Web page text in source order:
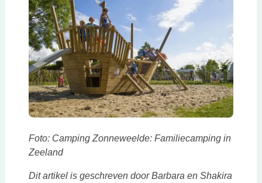
Foto: Camping Zonneweelde: Familiecamping in
Zeeland
Dit artikel is geschreven door Barbara en Shakira